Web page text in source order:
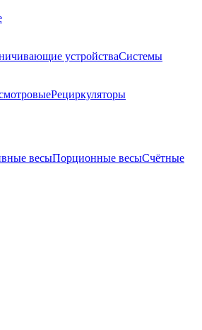
устройстваСистемы
Рециркуляторы
весыПорционные весыСчётные